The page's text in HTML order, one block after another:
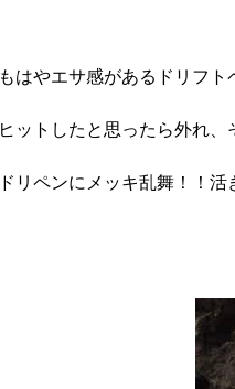
もはやエサ感があるドリフト
ヒットしたと思ったら外れ、
ドリペンにメッキ乱舞！！活